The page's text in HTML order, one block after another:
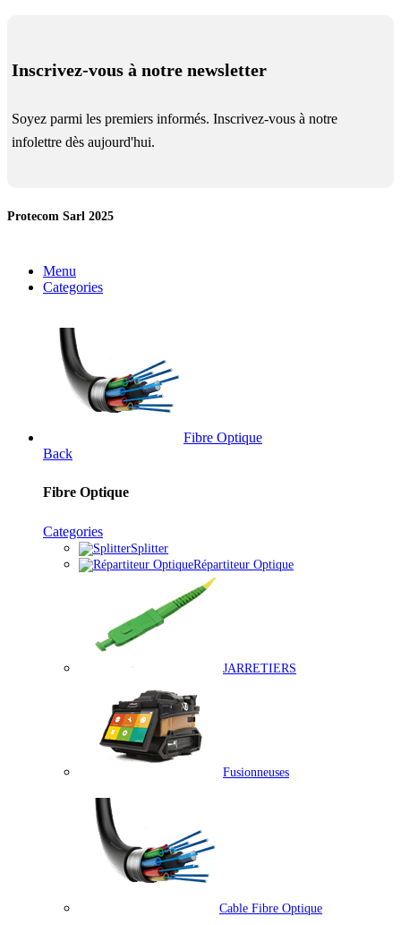
Inscrivez-vous à notre newsletter
Soyez parmi les premiers informés. Inscrivez-vous à notre
infolettre dès aujourd'hui.
Protecom Sarl 2025
Menu
Categories
Fibre Optique
Back
Fibre Optique
Categories
Splitter
Répartiteur Optique
JARRETIERS
Fusionneuses
Cable Fibre Optique